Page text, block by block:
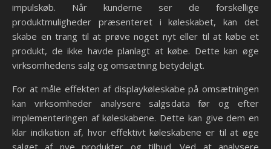
impulskøb. Når kunderne ser de forskellige
produktmuligheder præsenteret i køleskabet, kan det
skabe en trang til at prøve noget nyt eller til at købe et
produkt, de ikke havde planlagt at købe. Dette kan øge
virksomhedens salg og omsætning betydeligt.
For at måle effekten af displaykøleskabe på omsætningen
kan virksomheder analysere salgsdata før og efter
implementeringen af køleskabene. Dette kan give dem en
klar indikation af, hvor effektivt køleskabene er til at øge
salget af nye produkter og tilbud. Ved at analysere